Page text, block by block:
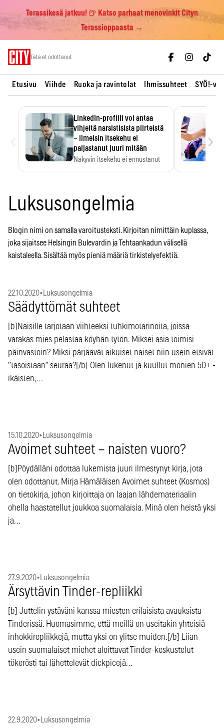
Terassikesä jatkuu! 🍺 Katso parhaat menovinkit Cityn
Terassioppaasta →
Tätä et odottanut
Etusivu Viihde Ruoka ja ravintolat Ihmissuhteet SYÖ!-
LinkedIn-profiili voi antaa
vihjeitä narsistisista piirteistä
– ilmeisin itsekehu ei
paljastanut juuri mitään
Näkyvin itsekehu ei ennustanut
›
Luksusongelmia
Blogin nimi on samalla varoitusteksti. Kirjoitan nimittäin kuplassa,
joka sijaitsee Helsingin Bulevardin ja Tehtaankadun välisellä
kaistaleella. Sisältää myös pieniä määriä tirkistelyefektiä.
22.10.2020• Luksusongelmia
Säädyttömät suhteet
[b]Naisille tarjotaan viihteeksi tuhkimotarinoita, joissa
varakas mies pelastaa köyhän tytön. Miksei asia toimisi
päinvastoin? Miksi pärjäävät aikuiset naiset niin usein etsivät
”tasoistaan” seuraa?[/b] Olen lukenut ja kuullut monien 50+ -
ikäisten,…
15.10.2020• Luksusongelmia
Avoimet suhteet – naisten vuoro?
[b]Pöydälläni odottaa lukemista juuri ilmestynyt kirja, jota
olen odottanut. Mirja Hämäläisen Avoimet suhteet (Kosmos)
on tietokirja, johon kirjoittaja on laajan lähdemateriaalin
ohella haastatellut joukkoa suomalaisia. Minä olen heistä yksi
ja…
27.9.2020• Luksusongelmia
Ärsyttävin Tinder-repliikki
[b] Juttelin ystäväni kanssa miesten erilaisista avauksista
Tinderissä. Huomasimme, että meillä on useitakin yhteisiä
inhokkirepliikkejä, mutta yksi on ylitse muiden.[/b] Liian
usein suomalaiset miehet aloittavat Tinder-keskustelut
tökerösti tai lähettelevät dickpicejä…
22.9.2020• Luksusongelmia